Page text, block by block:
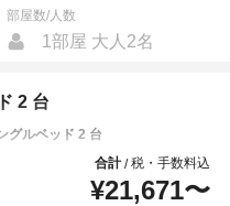
部屋数/人数
1部屋 大人2名
2 台
グルベッド 2 台
合計/税・手数料込
¥21,671〜